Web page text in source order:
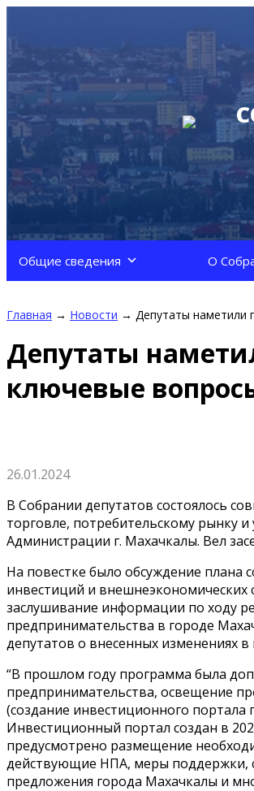
Общие сведения О
Главная → Новости → Депутаты наметили
Депутаты
ключевые
26.01.2024
В Собрании депутатов состоялось
торговле, потребительскому рынку
Администрации г. Махачкалы. Вел
На повестке было обсуждение плана
инвестиций и
заслушивание информации по ходу
предпринимательства в городе
депутатов о внесенных изменениях
“В прошлом году программа была
предпринимательства, освещение
(создание инвестиционного
Инвестиционный портал создан в
предусмотрено размещение
действующие НПА, меры поддержки,
предложения города Махачкалы и